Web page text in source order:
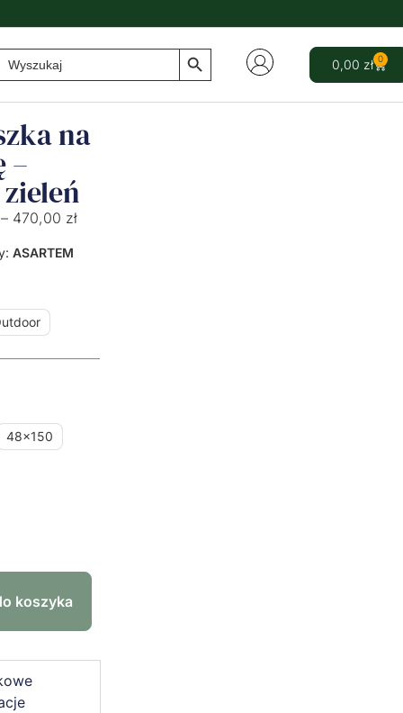
for:
Search Button
0,00 zł 0
na
–
– 470,00 zł
ASARTEM
48x150
koszyka